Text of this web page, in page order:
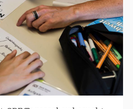
SRF Tagesschau besucht
veröffentlicht die SGG